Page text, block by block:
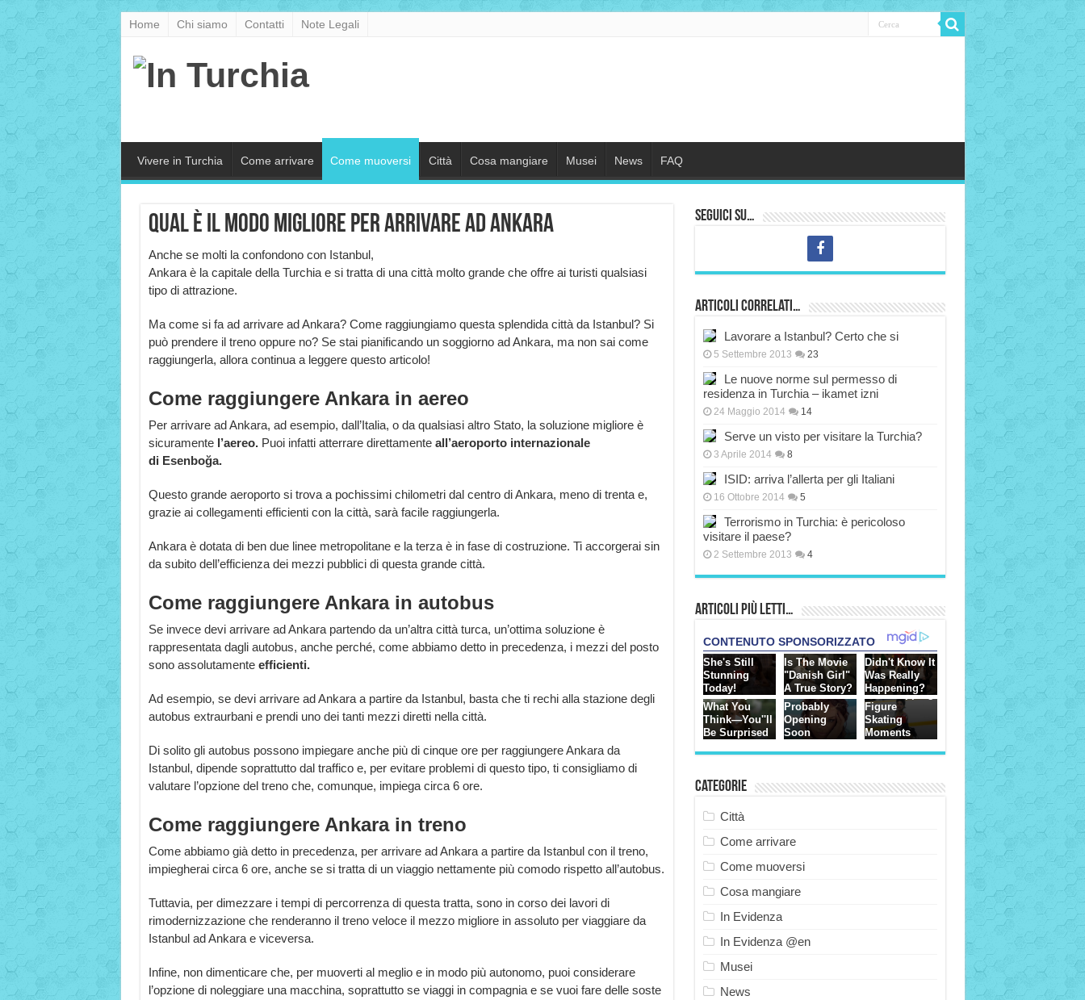
Home Chi siamo Contatti Note Legali
Vivere in Turchia Come arrivare Come muoversi Città Cosa mangiare Musei News FAQ
Qual è il modo migliore per arrivare ad Ankara
Anche se molti la confondono con Istanbul,
Ankara è la capitale della Turchia e si tratta di una città molto grande che offre ai turisti qualsiasi
tipo di attrazione.
Ma come si fa ad arrivare ad Ankara? Come raggiungiamo questa splendida città da Istanbul? Si
può prendere il treno oppure no? Se stai pianificando un soggiorno ad Ankara, ma non sai come
raggiungerla, allora continua a leggere questo articolo!
Come raggiungere Ankara in aereo
Per arrivare ad Ankara, ad esempio, dall’Italia, o da qualsiasi altro Stato, la soluzione migliore è
sicuramente l’aereo.Puoi infatti atterrare direttamente all’aeroporto internazionale
di Esenboğa.
Questo grande aeroporto si trova a pochissimi chilometri dal centro di Ankara, meno di trenta e,
grazie ai collegamenti efficienti con la città, sarà facile raggiungerla.
Ankara è dotata di ben due linee metropolitane e la terza è in fase di costruzione. Ti accorgerai sin
da subito dell’efficienza dei mezzi pubblici di questa grande città.
Come raggiungere Ankara in autobus
Se invece devi arrivare ad Ankara partendo da un’altra città turca, un’ottima soluzione è
rappresentata dagli autobus, anche perché, come abbiamo detto in precedenza, i mezzi del posto
sono assolutamente efficienti.
Ad esempio, se devi arrivare ad Ankara a partire da Istanbul, basta che ti rechi alla stazione degli
autobus extraurbani e prendi uno dei tanti mezzi diretti nella città.
Di solito gli autobus possono impiegare anche più di cinque ore per raggiungere Ankara da
Istanbul, dipende soprattutto dal traffico e, per evitare problemi di questo tipo, ti consigliamo di
valutare l’opzione del treno che, comunque, impiega circa 6 ore.
Come raggiungere Ankara in treno
Come abbiamo già detto in precedenza, per arrivare ad Ankara a partire da Istanbul con il treno,
impiegherai circa 6 ore, anche se si tratta di un viaggio nettamente più comodo rispetto all’autobus.
Tuttavia, per dimezzare i tempi di percorrenza di questa tratta, sono in corso dei lavori di
rimodernizzazione che renderanno il treno veloce il mezzo migliore in assoluto per viaggiare da
Istanbul ad Ankara e viceversa.
Infine, non dimenticare che, per muoverti al meglio e in modo più autonomo, puoi considerare
l’opzione di noleggiare una macchina, soprattutto se viaggi in compagnia e se vuoi fare delle soste
Seguici su…
Articoli correlati…
Lavorare a Istanbul? Certo che si
5 Settembre 2013 23
Le nuove norme sul permesso di
residenza in Turchia – ikamet izni
24 Maggio 2014 14
Serve un visto per visitare la Turchia?
3 Aprile 2014 8
ISID: arriva l’allerta per gli Italiani
16 Ottobre 2014 5
Terrorismo in Turchia: è pericoloso
visitare il paese?
2 Settembre 2013 4
Articoli più Letti…
Categorie
Città
Come arrivare
Come muoversi
Cosa mangiare
In Evidenza
In Evidenza @en
Musei
News